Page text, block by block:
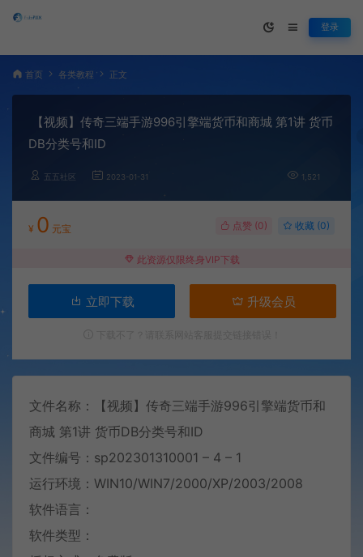
登录
首页 各类教程 正文
【视频】传奇三端手游996引擎端货币和商城 第1讲 货币
DB分类号和ID
五五社区 2023-01-31 1,521
¥ 0 元宝 点赞 (0) 收藏 (0)
此资源仅限终身VIP下载
立即下载 升级会员
文件名称：【视频】传奇三端手游996引擎端货币和
商城 第1讲 货币DB分类号和ID
文件编号：sp202301310001 – 4 – 1
运行环境：WIN10/WIN7/2000/XP/2003/2008
软件语言：
软件类型：